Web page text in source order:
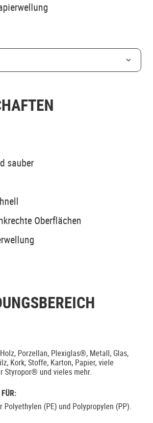
sauber
Oberflächen
Porzellan, Plexiglas®, Metall, Glas,
Kork, Stoffe, Karton, Papier, viele
Styropor® und vieles mehr.
Polyethylen (PE) und Polypropylen (PP).